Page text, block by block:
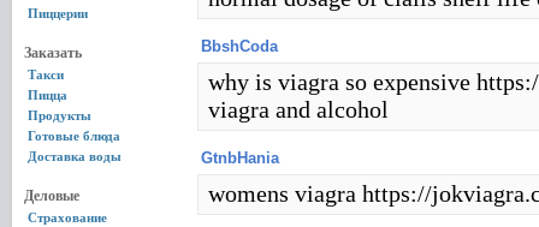
Пиццерии
Заказать
Такси
Пицца
Продукты
Готовые блюда
Доставка воды
Деловые
Страхование
BbshCoda
why is viagra so expensive
viagra and alcohol
GtnbHania
womens viagra https://